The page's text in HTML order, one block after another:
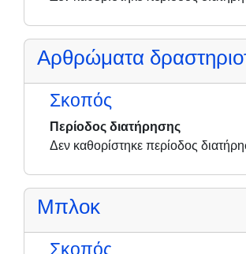
Αρθρώματα
Σκοπός
Περίοδος διατήρησης
Δεν καθορίστηκε περίοδος
Μπλοκ
Σκοπός